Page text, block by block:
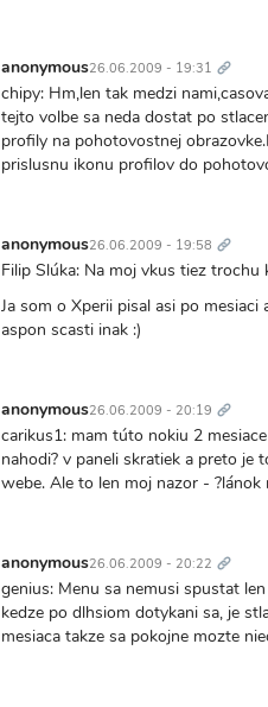
anonymous26.06.2009 - 19:31 odkaz
chipy: Hm,len tak medzi
tejto volbe sa neda dostat po
profily na pohotovostnej
prislusnu ikonu profilov do
anonymous26.06.2009 - 19:58 odkaz
Filip Slúka: Na moj vkus tiez trochu
Ja som o Xperii pisal asi po
aspon scasti inak :)
anonymous26.06.2009 - 20:19 odkaz
carikus1: mam túto nokiu 2
nahodi? v paneli skratiek a preto je
webe. Ale to len moj nazor -
anonymous26.06.2009 - 20:22 odkaz
genius: Menu sa nemusi spustat
kedze po dlhsiom dotykani sa, je
mesiaca takze sa pokojne mozte